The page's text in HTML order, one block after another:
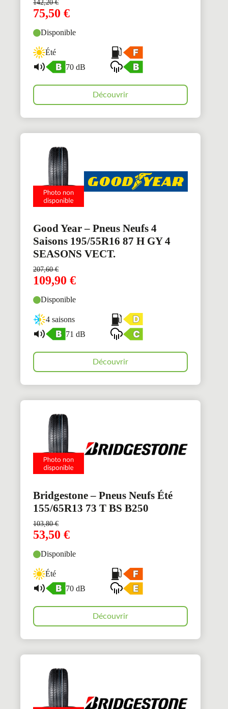
142,20€
75,50 €
Disponible
Été
70 dB
Découvrir
Good Year – Pneus Neufs 4
Saisons 195/55R16 87 H GY 4
SEASONS VECT.
207,60€
109,90 €
Disponible
4 saisons
71 dB
Découvrir
Bridgestone – Pneus Neufs Été
155/65R13 73 T BS B250
103,80€
53,50 €
Disponible
Été
70 dB
Découvrir